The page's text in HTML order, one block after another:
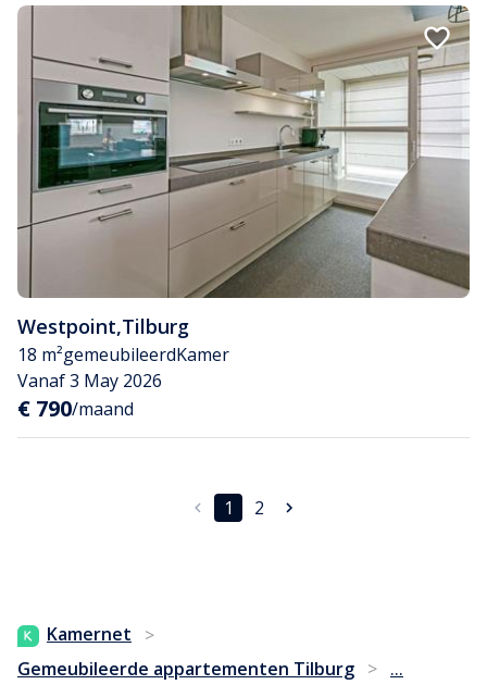
Westpoint,Tilburg
18 m²gemeubileerdKamer
Vanaf 3 May 2026
€ 790/maand
1 2
Kamernet
>
Gemeubileerde appartementen Tilburg > ...